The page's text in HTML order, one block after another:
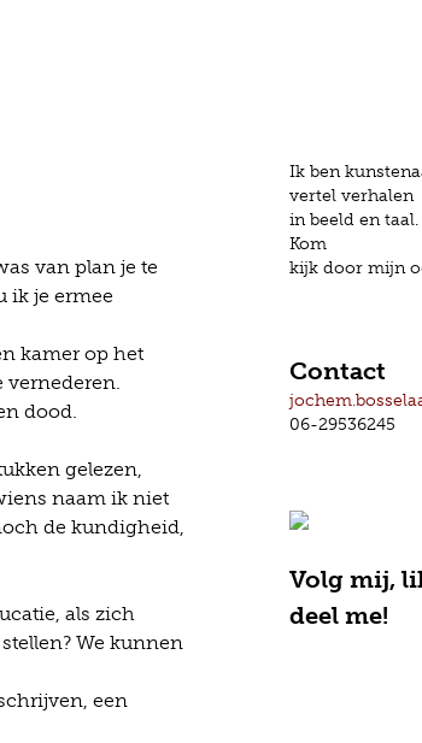
van plan je te
ik je ermee
kamer op het
vernederen.
dood.
gelezen,
naam ik niet
de kundigheid,
als zich
We kunnen
een
Ik ben
vertel verhalen
in beeld en taal.
Kom
kijk door mijn
Contact
06-29536245
Volg mij,
deel me!